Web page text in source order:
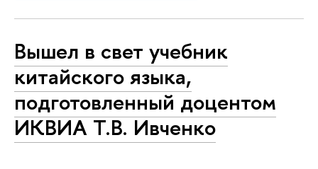
Вышел в свет учебник
китайского языка,
подготовленный доцентом
ИКВИА Т.В. Ивченко